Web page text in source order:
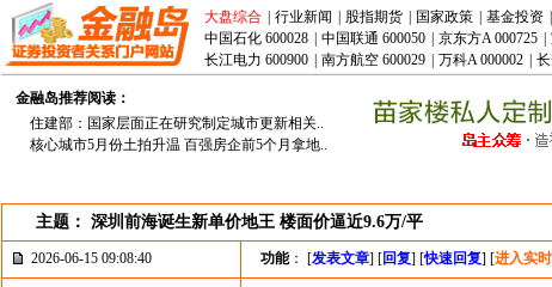
大盘综合 行业新闻 股指期货 国家政策 基金投资
中国石化 600028
中国联通 600050 京东方A 000725
长江电力 600900
南方航空 600029 万科A 000002
金融岛推荐阅读：
住建部：国家层面正在研究制定城市更新相关..
核心城市5月份土拍升温 百强房企前5个月拿地..
主题： 深圳前海诞生新单价地王 楼面价逼近9.6万/平
2026-06-15 09:08:40 功能： [发表文章] [回复] [快速回复] [进入实